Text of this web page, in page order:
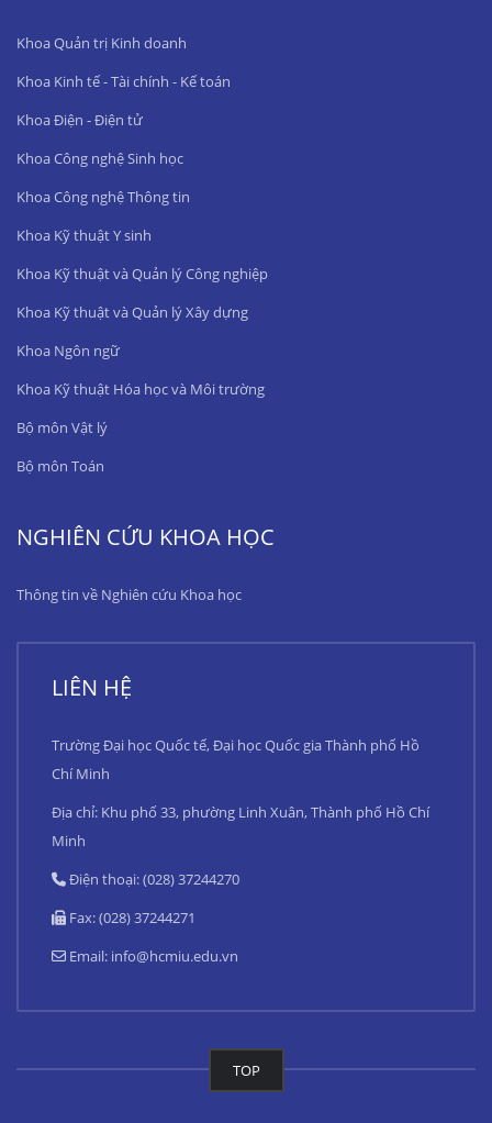
Khoa Quản trị Kinh doanh
Khoa Kinh tế - Tài chính - Kế toán
Khoa Điện - Điện tử
Khoa Công nghệ Sinh học
Khoa Công nghệ Thông tin
Khoa Kỹ thuật Y sinh
Khoa Kỹ thuật và Quản lý Công nghiệp
Khoa Kỹ thuật và Quản lý Xây dựng
Khoa Ngôn ngữ
Khoa Kỹ thuật Hóa học và Môi trường
Bộ môn Vật lý
Bộ môn Toán
NGHIÊN CỨU KHOA HỌC
Thông tin về Nghiên cứu Khoa học
LIÊN HỆ
Trường Đại học Quốc tế, Đại học Quốc gia Thành phố Hồ
Chí Minh
Địa chỉ: Khu phố 33, phường Linh Xuân, Thành phố Hồ Chí
Minh
Điện thoại: (028) 37244270
Fax: (028) 37244271
Email: info@hcmiu.edu.vn
TOP